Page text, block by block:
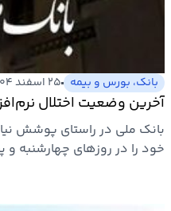
ارتباطات
عمومی
نوتیف
شناور
بانک، بورس و بیمه ۲۵ اسفند ۱۴۰۴
آخرین وضعیت اختلال
بانک ملی در راستای پوشش
خود را در روزهای چهارشنبه